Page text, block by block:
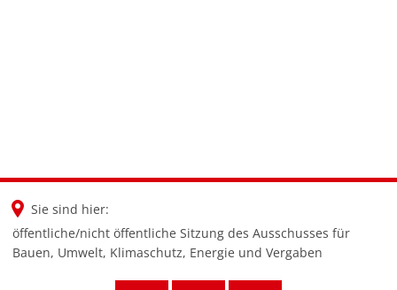
Sie sind hier:
öffentliche/nicht öffentliche Sitzung des Ausschusses für
Bauen, Umwelt, Klimaschutz, Energie und Vergaben